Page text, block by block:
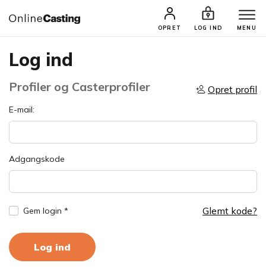
OPRET LOG IND MENU
Log ind
Profiler og Casterprofiler Opret profil
E-mail:
Adgangskode
Gem login * Glemt kode?
Log ind